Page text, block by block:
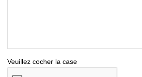
Veuillez cocher la case